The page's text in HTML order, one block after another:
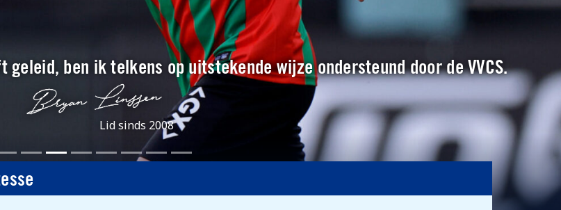
ben ik telkens op uitstekende wijze ondersteund door de VVCS.
Lid sinds 2008